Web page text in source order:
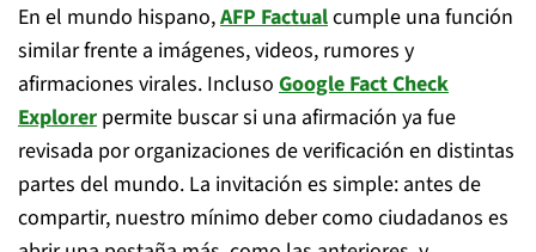
En el mundo hispano,AFP Factualcumple una función
similar frente a imágenes, videos, rumores y
afirmaciones virales. Incluso Google Fact Check
Explorer permite buscar si una afirmación ya fue
revisada por organizaciones de verificación en distintas
partes del mundo. La invitación es simple: antes de
compartir, nuestro mínimo deber como ciudadanos es